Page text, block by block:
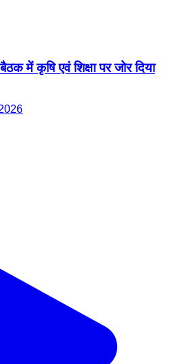
में कृषि एवं शिक्षा पर जोर दिया